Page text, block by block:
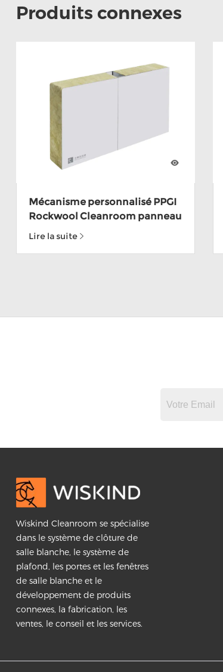
Produits connexes
Mécanisme personnalisé PPGI
Rockwool Cleanroom panneau
mural pour usine alimentaire
Lire la suite
Wiskind Cleanroom se spécialise
dans le système de clôture de
salle blanche, le système de
plafond, les portes et les fenêtres
de salle blanche et le
développement de produits
connexes, la fabrication, les
ventes, le conseil et les services.